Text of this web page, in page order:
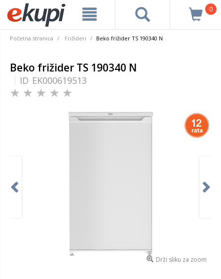
0
Početna stranica Frižideri Beko frižider TS 190340 N
Beko frižider TS 190340 N
ID EK000619513
Drži sliku za zoom